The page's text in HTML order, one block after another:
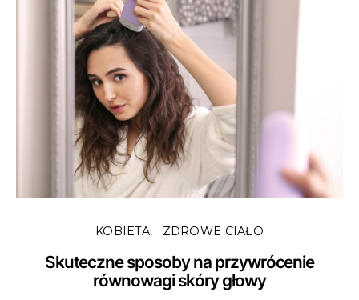
KOBIETA ZDROWE CIAŁO
Skuteczne sposoby na przywrócenie
równowagi skóry głowy